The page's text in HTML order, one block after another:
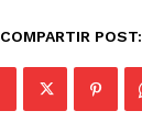
COMPARTIR POST: